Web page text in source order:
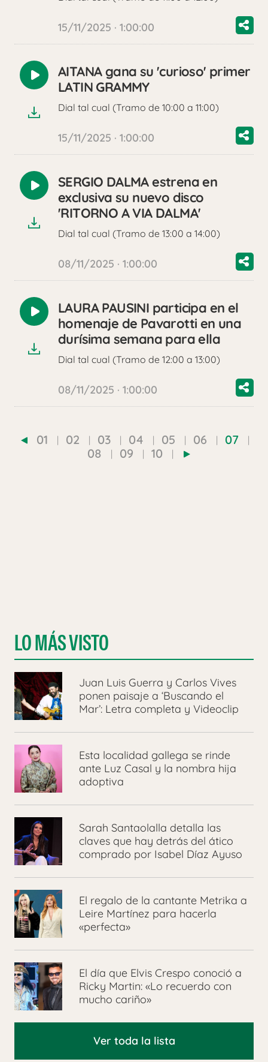
15/11/2025 · 1:00:00
Reproducir
audio
AITANA gana su 'curioso' primer
LATIN GRAMMY
Dial tal cual (Tramo de 10:00 a 11:00)
15/11/2025 · 1:00:00
Reproducir
audio
SERGIO DALMA estrena en
exclusiva su nuevo disco
'RITORNO A VIA DALMA'
Dial tal cual (Tramo de 13:00 a 14:00)
08/11/2025 · 1:00:00
Reproducir
audio
LAURA PAUSINI participa en el
homenaje de Pavarotti en una
durísima semana para ella
Dial tal cual (Tramo de 12:00 a 13:00)
08/11/2025 · 1:00:00
01 02 03 04 05 06
07
08
09 10
LO MÁS VISTO
Juan Luis Guerra y Carlos Vives
ponen paisaje a ‘Buscando el
Mar’: Letra completa y Videoclip
Esta localidad gallega se rinde
ante Luz Casal y la nombra hija
adoptiva
Sarah Santaolalla detalla las
claves que hay detrás del ático
comprado por Isabel Díaz Ayuso
El regalo de la cantante Metrika a
Leire Martínez para hacerla
«perfecta»
El día que Elvis Crespo conoció a
Ricky Martin: «Lo recuerdo con
mucho cariño»
Ver toda la lista